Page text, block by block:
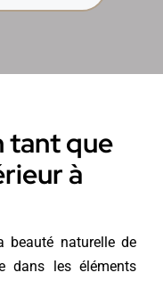
tant que
à
beauté naturelle de
dans les éléments